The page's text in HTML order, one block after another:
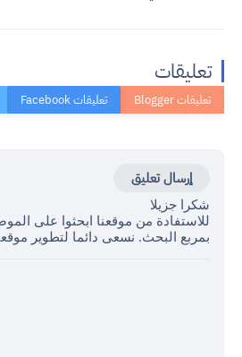
تعليقات
إرسال تعليق
شكرا جزيلا
للاستفادة من موقعنا ابحثوا على
بمربع البحث. نسعى دائما لتطوير